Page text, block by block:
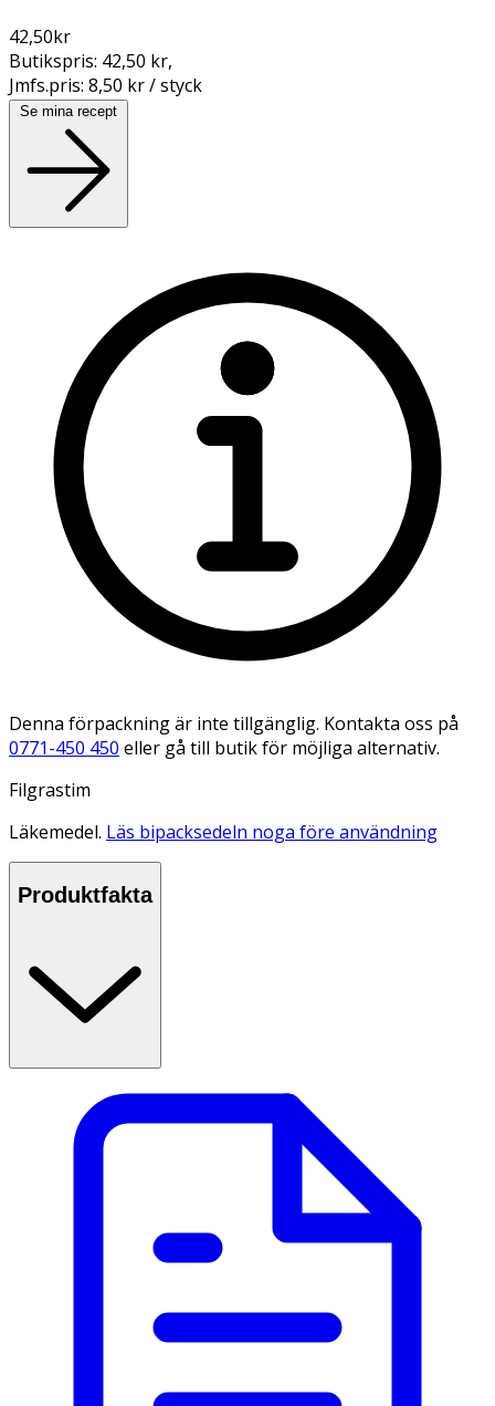
42,50kr
Butikspris: 42,50 kr,
Jmfs.pris: 8,50 kr / styck
Se mina recept
Denna förpackning är inte tillgänglig. Kontakta oss på
0771-450 450 eller gå till butik för möjliga alternativ.
Filgrastim
Läkemedel. Läs bipacksedeln noga före användning
Produktfakta